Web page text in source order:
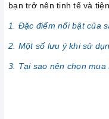
bạn trở nên tinh tế và
1. Đặc điểm nổi bật của
2. Một số lưu ý khi sử
3. Tại sao nên chọn